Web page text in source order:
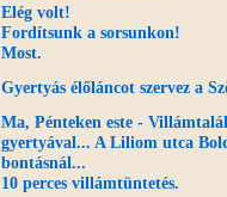
Elég volt!
Fordítsunk a sorsunkon!
Most.
Gyertyás élőláncot szervez a
Ma, Pénteken este -
gyertyával... A Liliom utca
bontásnál...
10 perces villámtüntetés.